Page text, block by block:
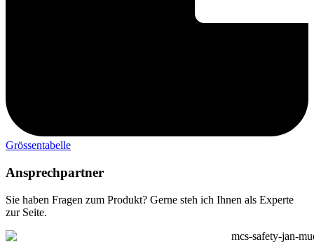
Grössentabelle
Ansprechpartner
Sie haben Fragen zum Produkt? Gerne steh ich Ihnen als Experte
zur Seite.